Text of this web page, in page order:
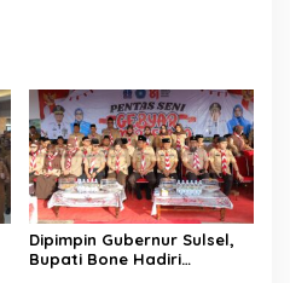
Dipimpin Gubernur Sulsel,
Bupati Bone Hadiri